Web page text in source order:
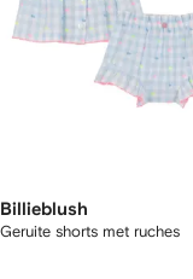
Billieblush
Geruite shorts met ruches